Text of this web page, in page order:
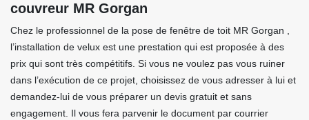
couvreur MR Gorgan
Chez le professionnel de la pose de fenêtre de toit MR Gorgan ,
l’installation de velux est une prestation qui est proposée à des
prix qui sont très compétitifs. Si vous ne voulez pas vous ruiner
dans l’exécution de ce projet, choisissez de vous adresser à lui et
demandez-lui de vous préparer un devis gratuit et sans
engagement. Il vous fera parvenir le document par courrier